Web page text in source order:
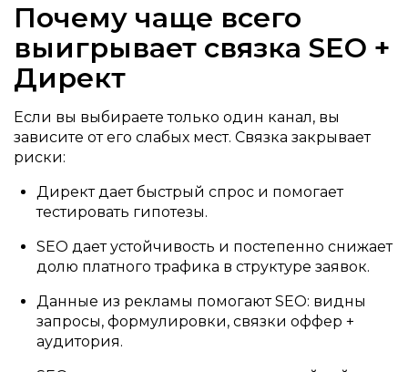
Почему чаще всего
выигрывает связка SEO +
Директ
Если вы выбираете только один канал, вы
зависите от его слабых мест. Связка закрывает
риски:
Директ дает быстрый спрос и помогает
тестировать гипотезы.
SEO дает устойчивость и постепенно снижает
долю платного трафика в структуре заявок.
Данные из рекламы помогают SEO: видны
запросы, формулировки, связки оффер +
аудитория.